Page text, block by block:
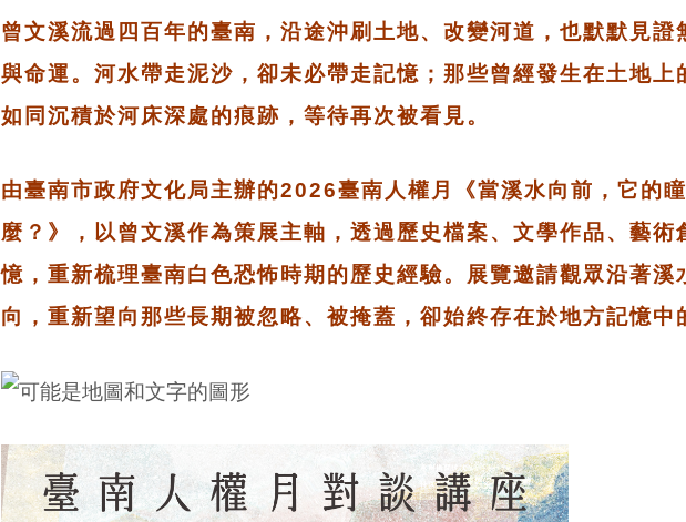
曾文溪流過四百年的臺南，沿途沖刷土地、改變河道，也默默見證
與命運。河水帶走泥沙，卻未必帶走記憶；那些曾經發生在土地上
如同沉積於河床深處的痕跡，等待再次被看見。
由臺南市政府文化局主辦的2026臺南人權月《當溪水向前，它的
麼？》，以曾文溪作為策展主軸，透過歷史檔案、文學作品、藝術
憶，重新梳理臺南白色恐怖時期的歷史經驗。展覽邀請觀眾沿著溪
向，重新望向那些長期被忽略、被掩蓋，卻始終存在於地方記憶中